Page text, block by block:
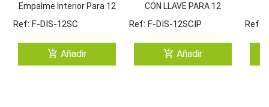
Empalme Interior Para 12
Tamaño 275x225x55 Mm
Ref: F-DIS-12SC
add_shopping_cart Añadir
CON LLAVE PARA 12
/ LC Duplex
Ref: F-DIS-12SCIP
add_shopping_cart Añadir
Ref: